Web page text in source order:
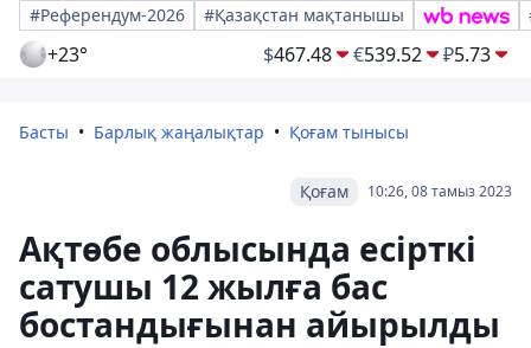
#Референдум-2026
#Қазақстан мақтанышы
+23° $467.48 €539.52 ₽5.73
Басты Барлық жаңалықтар Қоғам тынысы
10:26, 08 тамыз 2023
Қоғам
Ақтөбе облысында есірткі
сатушы 12 жылға бас
бостандығынан айырылды